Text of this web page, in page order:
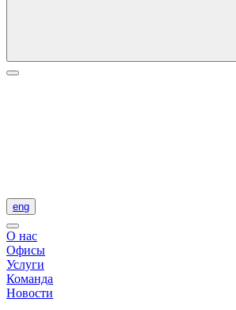
eng
О нас
Офисы
Услуги
Команда
Новости